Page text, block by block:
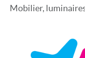
Mobilier,